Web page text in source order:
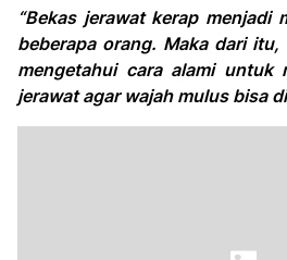
“Bekas jerawat kerap menjadi
beberapa orang. Maka dari
mengetahui cara alami untuk
jerawat agar wajah mulus bisa